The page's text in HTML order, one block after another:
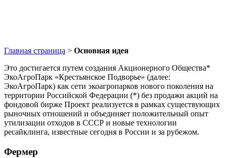
Главная страница > Основная идея
Это достигается путем создания Акционерного Общества*
ЭкоАгроПарк «Крестьянское Подворье» (далее:
ЭкоАгроПарк) как сети экоагропарков нового поколения на
территории Российской Федерации (*) без продажи акций на
фондовой бирже Проект реализуется в рамках существующих
рыночных отношений и объединяет положительный опыт
утилизации отходов в СССР и новые технологии
ресайклинга, известные сегодня в России и за рубежом.
Фермер